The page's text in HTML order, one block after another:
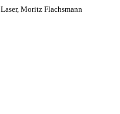
Moritz Flachsmann